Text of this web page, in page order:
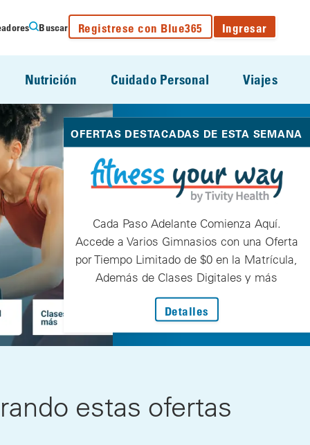
Buscar Registrese con Blue365 Ingresar
Nutrición Cuidado Personal Viajes
OFERTAS DESTACADAS DE ESTA SEMANA
Cada Paso Adelante Comienza Aquí.
Accede a Varios Gimnasios con una Oferta
por Tiempo Limitado de $0 en la Matrícula,
Además de Clases Digitales y más
Detalles
estas ofertas